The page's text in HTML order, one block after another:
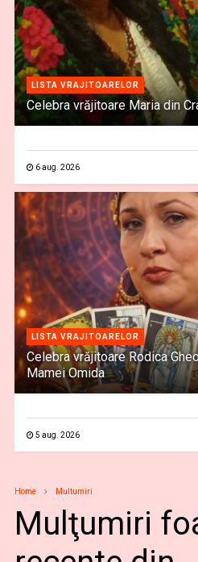
LISTA VRAJITOARELOR
Celebra vrăjitoare Maria din
6 aug. 2026
LISTA VRAJITOARELOR
Celebra vrăjitoare Rodica
Mamei Omida
5 aug. 2026
Home Multumiri
Mulţumiri